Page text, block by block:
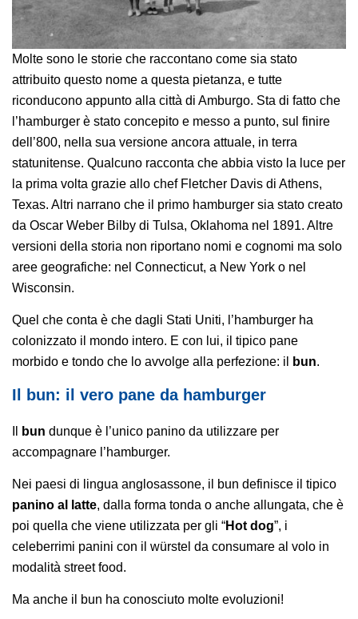
Molte sono le storie che raccontano come sia stato
attribuito questo nome a questa pietanza, e tutte
riconducono appunto alla città di Amburgo. Sta di fatto che
l’hamburger è stato concepito e messo a punto, sul finire
dell’800, nella sua versione ancora attuale, in terra
statunitense. Qualcuno racconta che abbia visto la luce per
la prima volta grazie allo chef Fletcher Davis di Athens,
Texas. Altri narrano che il primo hamburger sia stato creato
da Oscar Weber Bilby di Tulsa, Oklahoma nel 1891. Altre
versioni della storia non riportano nomi e cognomi ma solo
aree geografiche: nel Connecticut, a New York o nel
Wisconsin.
Quel che conta è che dagli Stati Uniti, l’hamburger ha
colonizzato il mondo intero. E con lui, il tipico pane
morbido e tondo che lo avvolge alla perfezione: il
bun.
Il bun: il vero pane da hamburger
bun dunque è l’unico panino da utilizzare per
accompagnare l’hamburger.
Nei paesi di lingua anglosassone, il bun definisce il tipico
panino al latte, dalla forma tonda o anche allungata, che è
poi quella che viene utilizzata per gli “Hot dog”, i
celeberrimi panini con il würstel da consumare al volo in
modalità street food.
Ma anche il bun ha conosciuto molte evoluzioni!